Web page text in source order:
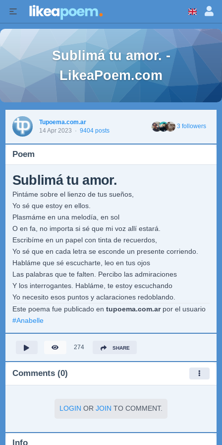
Sublimá tu amor. -
LikeaPoem.com
Tupoema.com.ar
14 Apr 2023 · 9404 posts
3 followers
Poem
Sublimá tu amor.
Pintáme sobre el lienzo de tus sueños,
Yo sé que estoy en ellos.
Plasmáme en una melodía, en sol
O en fa, no importa si sé que mi voz allí estará.
Escribíme en un papel con tinta de recuerdos,
Yo sé que en cada letra se esconde un presente corriendo.
Habláme que sé escucharte, leo en tus ojos
Las palabras que te falten. Percibo las admiraciones
Y los interrogantes. Habláme, te estoy escuchando
Yo necesito esos puntos y aclaraciones redoblando.
Este poema fue publicado en tupoema.com.arpor el usuario
#Anabelle
274 SHARE
Comments (0)
LOGIN OR JOIN TO COMMENT.
Info